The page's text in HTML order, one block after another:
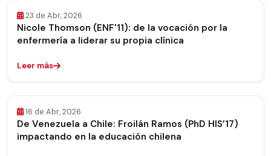
23 de Abr, 2026
Nicole Thomson (ENF'11): de la vocación por la
enfermería a liderar su propia clínica
Leer más
16 de Abr, 2026
De Venezuela a Chile: Froilán Ramos (PhD HIS’17)
impactando en la educación chilena